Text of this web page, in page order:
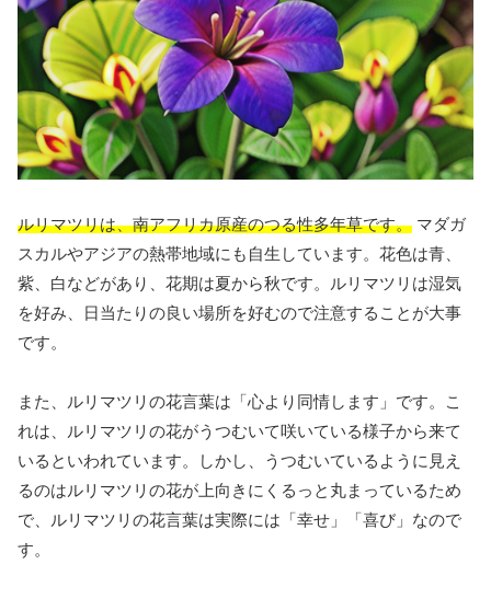
ルリマツリは、南アフリカ原産のつる性多年草です。 マダガ
スカルやアジアの熱帯地域にも自生しています。花色は青、
紫、白などがあり、花期は夏から秋です。ルリマツリは湿気
を好み、日当たりの良い場所を好むので注意することが大事
です。
また、ルリマツリの花言葉は「心より同情します」です。こ
れは、ルリマツリの花がうつむいて咲いている様子から来て
いるといわれています。しかし、うつむいているように見え
るのはルリマツリの花が上向きにくるっと丸まっているため
で、ルリマツリの花言葉は実際には「幸せ」「喜び」なので
す。